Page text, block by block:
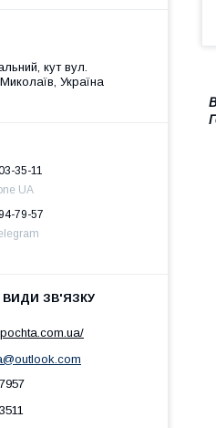
кут вул.
Україна
35-11
UA
79-57